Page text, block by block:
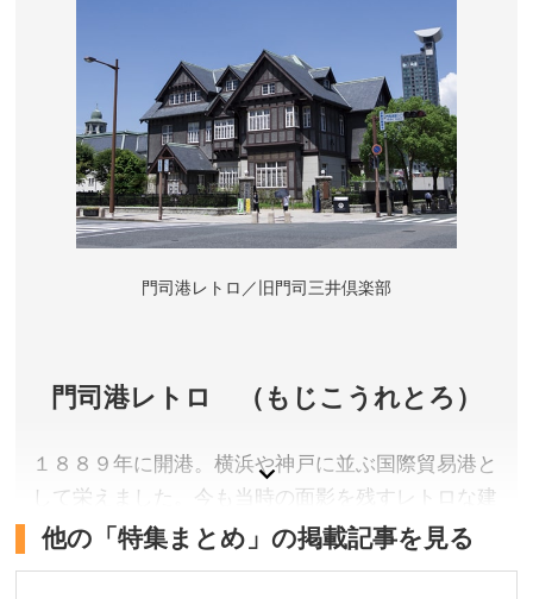
福岡県福岡市
営業時間／店舗により異なる
場所／福岡市内
門司港レトロ／旧門司三井倶楽部
門司港レトロ （もじこうれとろ）
１８８９年に開港。横浜や神戸に並ぶ国際貿易港と
して栄えました。今も当時の面影を残すレトロな建
物が数多く建ち並んでいます。
他の「特集まとめ」の掲載記事を見る